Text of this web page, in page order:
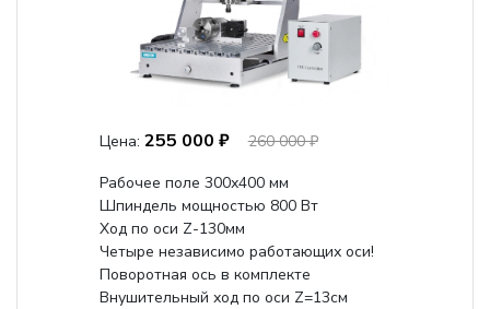
Цена: 255 000 ₽
260 000 ₽
Рабочее поле 300х400 мм
Шпиндель мощностью 800 Вт
Ход по оси Z-130мм
Четыре независимо работающих оси!
Поворотная ось в комплекте
Внушительный ход по оси Z=13см